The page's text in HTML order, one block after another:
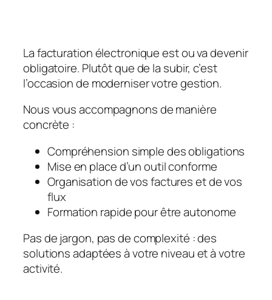
La facturation électronique est ou va devenir
obligatoire. Plutôt que de la subir, c’est
l’occasion de moderniser votre gestion.
Nous vous accompagnons de manière
concrète :
Compréhension simple des obligations
Mise en place d’un outil conforme
Organisation de vos factures et de vos
flux
Formation rapide pour être autonome
Pas de jargon, pas de complexité : des
solutions adaptées à votre niveau et à votre
activité.